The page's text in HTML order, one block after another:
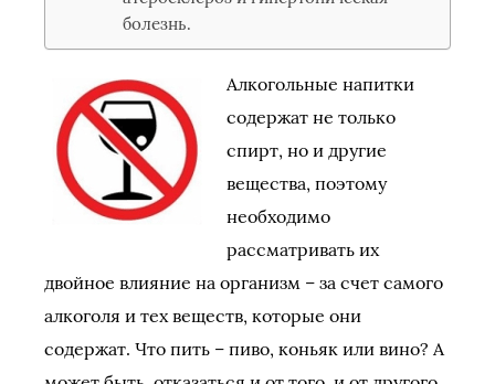
болезнь.
Алкогольные напитки
содержат не только
спирт, но и другие
вещества, поэтому
необходимо
рассматривать их
двойное влияние на организм – за счет самого
алкоголя и тех веществ, которые они
содержат. Что пить – пиво, коньяк или вино? А